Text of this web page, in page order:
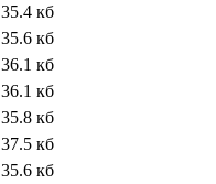
35.4 кб
35.6 кб
36.1 кб
36.1 кб
35.8 кб
37.5 кб
35.6 кб